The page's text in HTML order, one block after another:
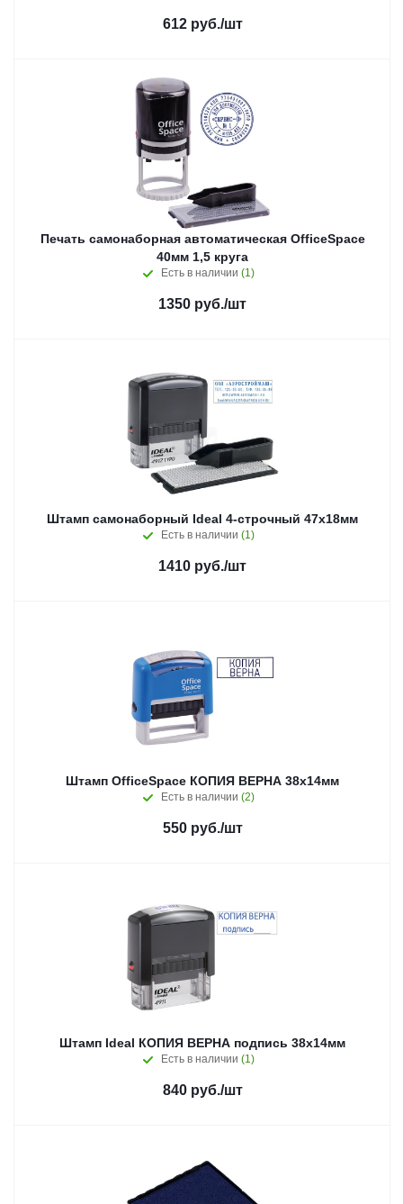
612руб./шт
Печать самонаборная автоматическая OfficeSpace
40мм 1,5 круга
Есть в наличии (1)
1350 руб./шт
Штамп самонаборный Ideal 4-строчный 47х18мм
Есть в наличии (1)
1410 руб./шт
Штамп OfficeSpace КОПИЯ ВЕРНА 38х14мм
Есть в наличии (2)
550руб./шт
Штамп Ideal КОПИЯ ВЕРНА подпись 38х14мм
Есть в наличии (1)
840руб./шт